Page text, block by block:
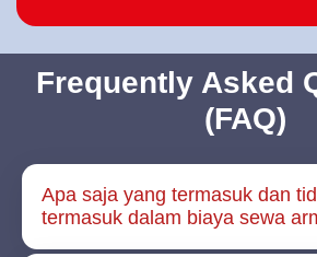
Frequently Asked
(FAQ)
Apa saja yang termasuk dan
termasuk dalam biaya sewa